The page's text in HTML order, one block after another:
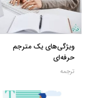
ویژگی‌های یک مترجم
حرفه‌ای
ترجمه